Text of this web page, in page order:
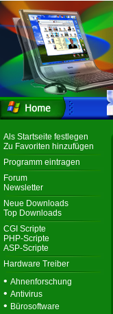
Als Startseite festlegen
Zu Favoriten hinzufügen
Programm eintragen
Forum
Newsletter
Neue Downloads
Top Downloads
CGI Scripte
PHP-Scripte
ASP-Scripte
Hardware Treiber
• Ahnenforschung
• Antivirus
• Bürosoftware